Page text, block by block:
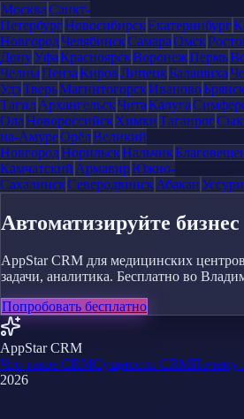
МоскваСанкт-
ПетербургНовосибирскЕкатеринбург
НовгородЧелябинскСамараОмск
ДонуУфаКрасноярскВоронежПермь
ЧелныПензаКировЛипецкБалашиха
УдэТверьМагнитогорскИваново
ТагилАрхангельскЧитаКалуга
ОлаНовороссийскХимкиТаганрог
на-АмуреОрёлВеликий
НовгородНорильскНальчик
Камчатский АрмавирЮжно-
СахалинскСеверодвинскАбакан
Автоматизируйте бизнес
AppStar CRM для медицинских
задачи, аналитика. Бесплатно во
Попробовать бесплатно
AppStar CRM
Что такое CRMСущности CRMПочему
2026